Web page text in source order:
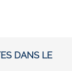
DANS LE